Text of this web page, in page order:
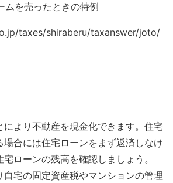
を売ったときの特例
taxes/shiraberu/taxanswer/joto/
により不動産を現金化できます。住宅
場合には住宅ローンをまず返済しなけ
ローンの残高を確認しましょう。
自宅の固定資産税やマンションの管理